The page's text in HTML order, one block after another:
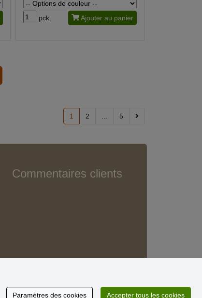
pck. Ajouter au panier
1 2 5
Commentaires clients
Paramètres des cookies Accepter tous les cookies